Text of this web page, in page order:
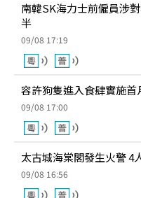
南韓SK海力士前僱員涉
半
09/08 17:19
容許狗隻進入食肆實施首
09/08 17:00
太古城海棠閣發生火警 4
09/08 16:56